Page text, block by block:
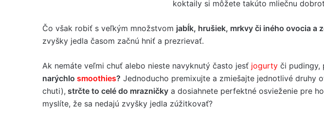
koktaily si môžete takúto mliečnu
Čo však robiť s veľkým množstvom jabĺk, hrušiek, mrkvy či iného ovocia a
zvyšky jedla časom začnú hniť a prezrievať.
Ak nemáte veľmi chuť alebo nieste navyknutý často jesť jogurty či pudingy,
narýchlo smoothies? Jednoducho premixujte a zmiešajte jednotlivé druhy
chuti), strčte to celé do mrazničky a dosiahnete perfektné osvieženie pre
myslíte, že sa nedajú zvyšky jedla zúžitkovať?